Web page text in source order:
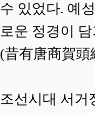
수 있었다. 예
로운 정경이
(昔有唐商賀頭
조선시대 서거